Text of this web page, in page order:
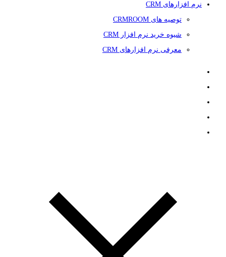
نرم افزارهای CRM
توصیه های CRMROOM
شیوه خرید نرم افزار CRM
معرفی نرم افزارهای CRM